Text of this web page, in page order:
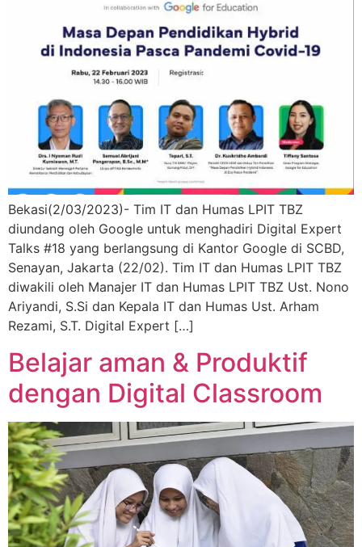
Bekasi(2/03/2023)- Tim IT dan Humas LPIT TBZ
diundang oleh Google untuk menghadiri Digital Expert
Talks #18 yang berlangsung di Kantor Google di SCBD,
Senayan, Jakarta (22/02). Tim IT dan Humas LPIT TBZ
diwakili oleh Manajer IT dan Humas LPIT TBZ Ust. Nono
Ariyandi, S.Si dan Kepala IT dan Humas Ust. Arham
Rezami, S.T. Digital Expert […]
Belajar aman & Produktif
dengan Digital Classroom